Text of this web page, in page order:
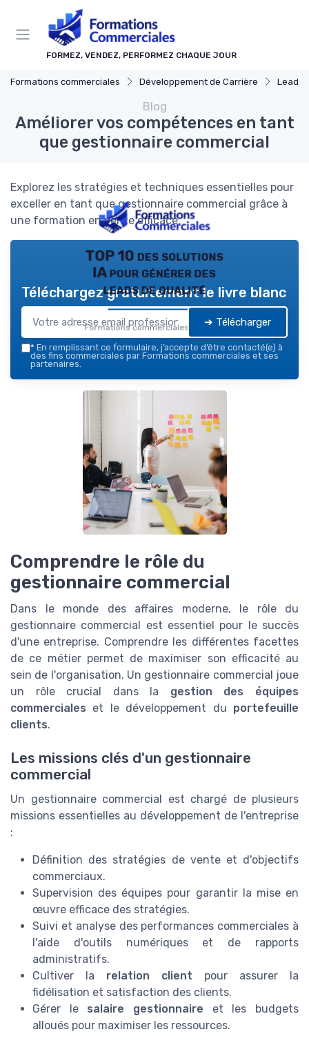
FORMEZ, VENDEZ, PERFORMEZ CHAQUE JOUR
Formations commerciales Développement de Carrière
Blog
Améliorer vos compétences en tant
que gestionnaire commercial
Explorez les stratégies et techniques essentielles pour
exceller en tant que gestionnaire commercial grâce à
une formation en vente efficace.
TOP 10 des solutions
IA pour générer des
leads de qualité
Formations commerciales — 2026
Téléchargez gratuitement le livre blanc
➔ Télécharger
* En remplissant ce formulaire, j’accepte d’être contacté(e) à
des fins commerciales par Formations commerciales et ses
partenaires.
Comprendre le rôle du
gestionnaire commercial
Dans le monde des affaires moderne, le rôle du
gestionnaire commercial est essentiel pour le succès
d'une entreprise. Comprendre les différentes facettes
de ce métier permet de maximiser son efficacité au
sein de l'organisation. Un gestionnaire commercial joue
un rôle crucial dans la gestion des équipes
commerciales et le développement du portefeuille
clients.
Les missions clés d'un gestionnaire
commercial
Un gestionnaire commercial est chargé de plusieurs
missions essentielles au développement de l'entreprise
:
Définition des stratégies de vente et d'objectifs
commerciaux.
Supervision des équipes pour garantir la mise en
œuvre efficace des stratégies.
Suivi et analyse des performances commerciales à
l'aide d'outils numériques et de rapports
administratifs.
Cultiver la relation client pour assurer la
fidélisation et satisfaction des clients.
Gérer le salaire gestionnaire et les budgets
alloués pour maximiser les ressources.
Panneau de gestion des cookies